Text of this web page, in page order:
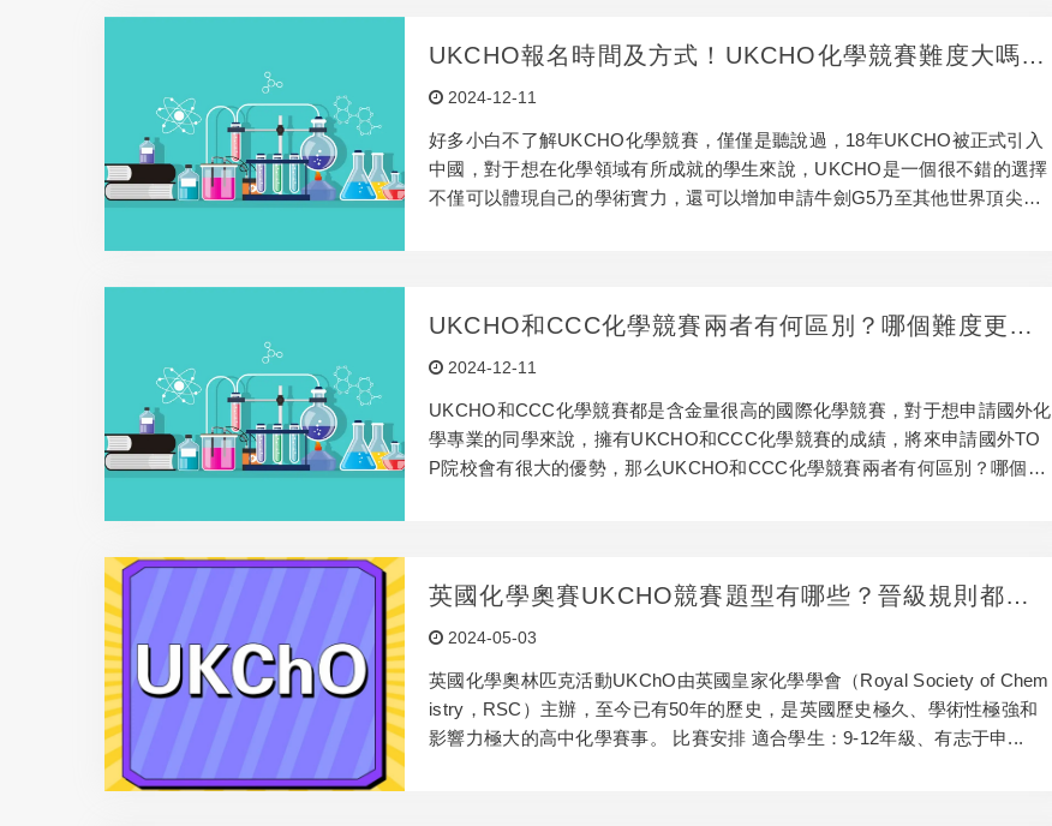
UKCHO報名時間及方式！UKCHO化學競賽難度大嗎？
附備考資料領取！
2024-12-11
好多小白不了解UKCHO化學競賽，僅僅是聽說過，18年UKCHO被正式引入
中國，對于想在化學領域有所成就的學生來說，UKCHO是一個很不錯的選擇
不僅可以體現自己的學術實力，還可以增加申請牛劍G5乃至其他世界頂尖名
UKCHO和CCC化學競賽兩者有何區別？哪個難度更
高？附備考資料領取！
2024-12-11
UKCHO和CCC化學競賽都是含金量很高的國際化學競賽，對于想申請國外化
學專業的同學來說，擁有UKCHO和CCC化學競賽的成績，將來申請國外TO
P院校會有很大的優勢，那么UKCHO和CCC化學競賽兩者有何區別？哪個難
英國化學奧賽UKCHO競賽題型有哪些？晉級規則都清
楚嗎？
2024-05-03
英國化學奧林匹克活動UKChO由英國皇家化學學會（Royal Society of Chem
istry，RSC）主辦，至今已有50年的歷史，是英國歷史極久、學術性極強和
影響力極大的高中化學賽事。 比賽安排 適合學生：9-12年級、有志于申...